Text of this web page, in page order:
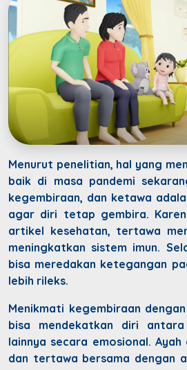
Menurut penelitian, hal yang
baik di masa pandemi
kegembiraan, dan ketawa
agar diri tetap gembira.
artikel kesehatan, tertawa
meningkatkan sistem imun.
bisa meredakan ketegangan
lebih rileks.
Menikmati kegembiraan
bisa mendekatkan diri
lainnya secara emosional.
dan tertawa bersama dengan